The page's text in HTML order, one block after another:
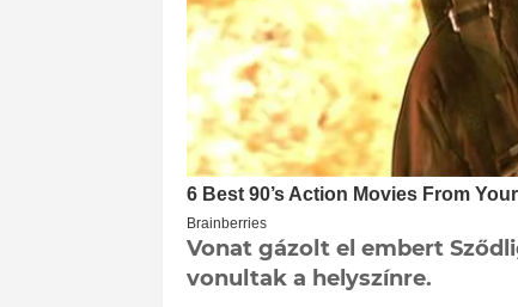
Vonat gázolt el embert
vonultak a helyszínre.